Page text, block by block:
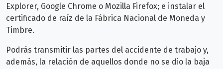
Explorer, Google Chrome o Mozilla Firefox; e instalar el
certificado de raíz de la Fábrica Nacional de Moneda y
Timbre.
Podrás transmitir las partes del accidente de trabajo y,
además, la relación de aquellos donde no se dio la baja